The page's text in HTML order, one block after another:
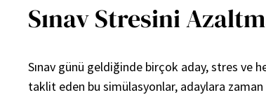
Sınav Stresini
Sınav günü geldiğinde birçok aday, stres ve
taklit eden bu simülasyonlar, adaylara